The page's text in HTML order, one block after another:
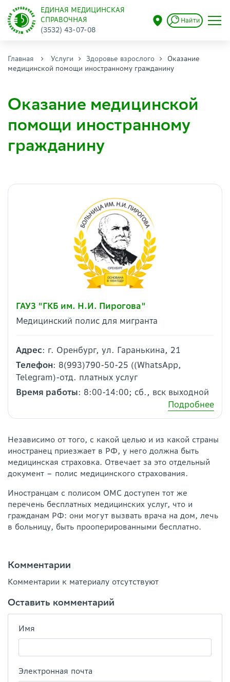
ЕДИНАЯ МЕДИЦИНСКАЯ
СПРАВОЧНАЯ
(3532) 43-07-08
Найти
Главная Услуги Здоровье взрослого
Оказание
медицинской помощи иностранному гражданину
Оказание медицинской
помощи иностранному
гражданину
ГАУЗ "ГКБ им. Н.И. Пирогова"
Медицинский полис для мигранта
Адрес: г. Оренбург, ул. Гаранькина, 21
Телефон: 8(993)790-50-25 ((WhatsApp,
Telegram)-отд. платных услуг
Время работы: 8:00-14:00; сб., вск выходной
Подробнее
Независимо от того, с какой целью и из какой страны
иностранец приезжает в РФ, у него должна быть
медицинская страховка. Отвечает за это отдельный
документ – полис медицинского страхования.
Иностранцам с полисом ОМС доступен тот же
перечень бесплатных медицинских услуг, что и
гражданам РФ: они могут вызвать врача на дом, лечь
в больницу, быть прооперированными бесплатно.
Комментарии
Комментарии к материалу отсутствуют
Оставить комментарий
Имя
Электронная почта